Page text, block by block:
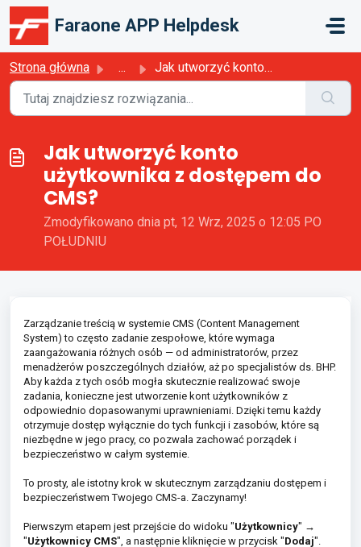
Przejdź do głównej treści
Faraone APP Helpdesk
Strona główna ... Jak utworzyć konto użytkownika z dostępem do CMS?
Jak utworzyć konto
użytkownika z dostępem do
CMS?
Zmodyfikowano dnia pt, 12 Wrz, 2025 o 12:05 PO
POŁUDNIU
Zarządzanie treścią w systemie CMS (Content Management
System) to często zadanie zespołowe, które wymaga
zaangażowania różnych osób — od administratorów, przez
menadżerów poszczególnych działów, aż po specjalistów ds. BHP.
Aby każda z tych osób mogła skutecznie realizować swoje
zadania, konieczne jest utworzenie kont użytkowników z
odpowiednio dopasowanymi uprawnieniami. Dzięki temu każdy
otrzymuje dostęp wyłącznie do tych funkcji i zasobów, które są
niezbędne w jego pracy, co pozwala zachować porządek i
bezpieczeństwo w całym systemie.
To prosty, ale istotny krok w skutecznym zarządzaniu dostępem i
bezpieczeństwem Twojego CMS-a. Zaczynamy!
Pierwszym etapem jest przejście do widoku "Użytkownicy" →
"Użytkownicy CMS", a następnie kliknięcie w przycisk "Dodaj".